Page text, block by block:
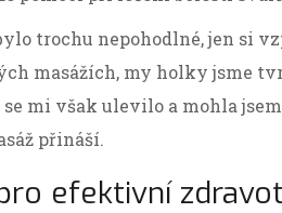
trochu nepohodlné, jen si
masážích, my holky jsme
se mi však ulevilo a mohla
přináší.
efektivní